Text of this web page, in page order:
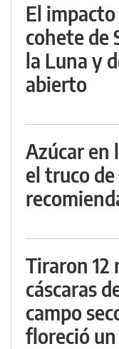
El
cohete de
la Luna y
abierto
Azúcar en
el truco
Tiraron 12
cáscaras
campo
floreció